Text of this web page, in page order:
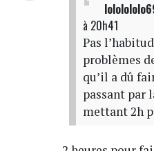
à 20h41
Pas
problèmes
qu’il a dû
passant par
mettant 2h